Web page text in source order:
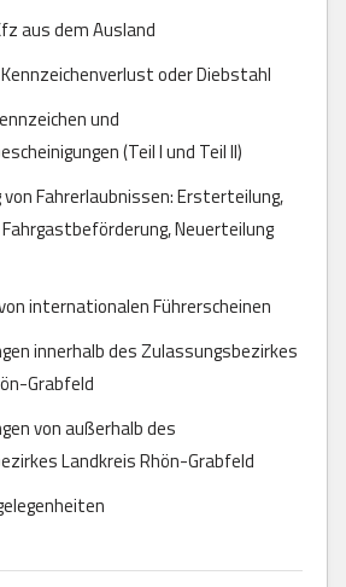
aus dem Ausland
oder Diebstahl
und
(Teil I und Teil II)
Fahrerlaubnissen: Ersterteilung,
Neuerteilung
internationalen Führerscheinen
innerhalb des Zulassungsbezirkes
Grabfeld
von außerhalb des
Landkreis Rhön-Grabfeld